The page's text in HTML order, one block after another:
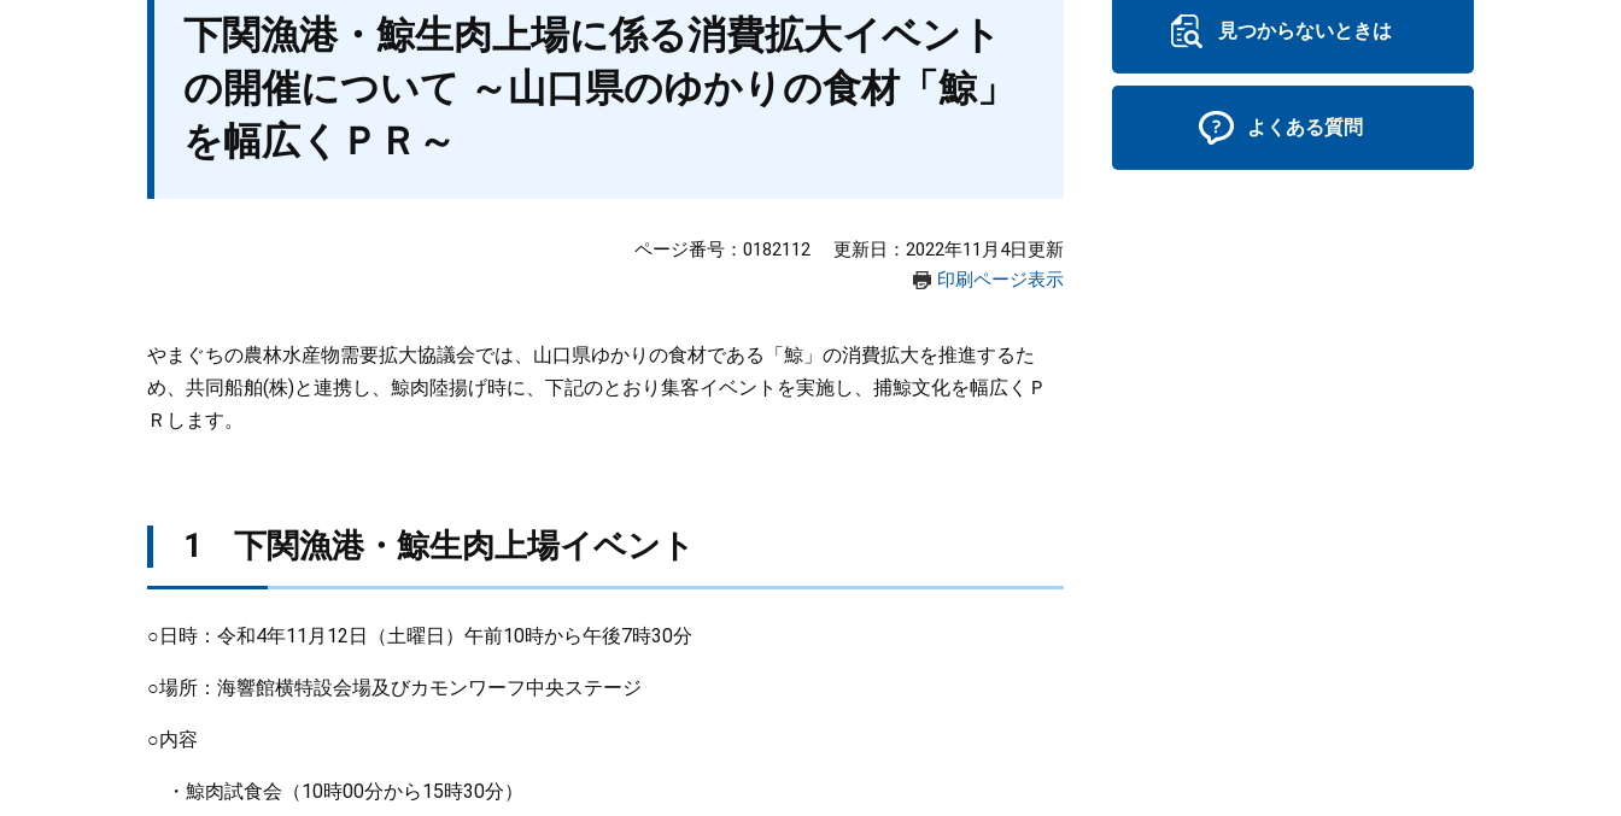
下関漁港・鯨生肉上場に係る消費拡大イベント
の開催について ～山口県のゆかりの食材「鯨」
を幅広くＰＲ～
ページ番号：0182112
更新日：2022年11月4日更新
印刷ページ表示
やまぐちの農林水産物需要拡大協議会では、山口県ゆかりの食材である「鯨」の消費拡大を推進するた
め、共同船舶(株)と連携し、鯨肉陸揚げ時に、下記のとおり集客イベントを実施し、捕鯨文化を幅広くＰ
Ｒします。
1 下関漁港・鯨生肉上場イベント
○日時：令和4年11月12日（土曜日）午前10時から午後7時30分
○場所：海響館横特設会場及びカモンワーフ中央ステージ
○内容
・鯨肉試食会（10時00分から15時30分）
見つからないときは
よくある質問